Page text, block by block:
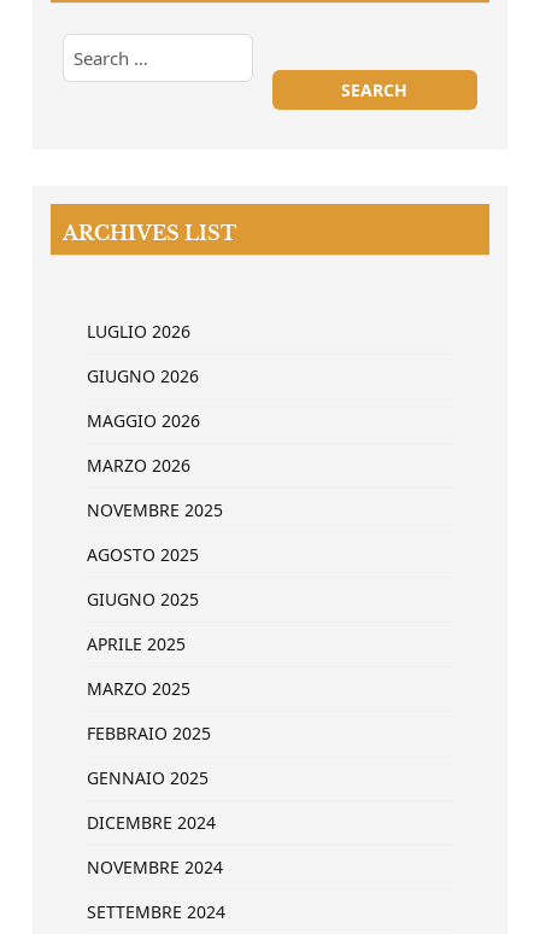
ARCHIVES LIST
LUGLIO 2026
GIUGNO 2026
MAGGIO 2026
MARZO 2026
NOVEMBRE 2025
AGOSTO 2025
GIUGNO 2025
APRILE 2025
MARZO 2025
FEBBRAIO 2025
GENNAIO 2025
DICEMBRE 2024
NOVEMBRE 2024
SETTEMBRE 2024